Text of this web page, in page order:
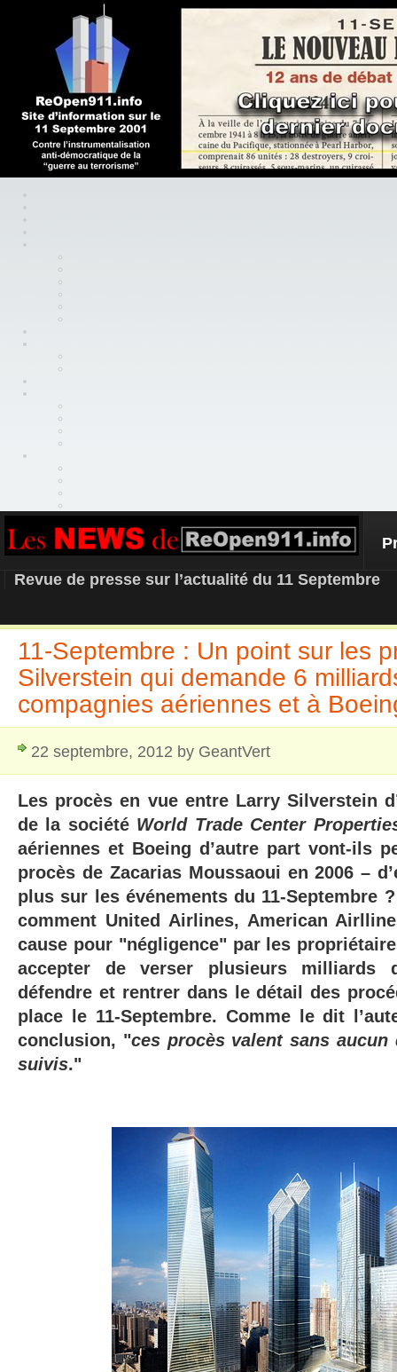
REOPEN911 – NEWS
Revue de presse sur l’actualité du 11 Septembre
11-Septembre : Un point sur les
Silverstein qui demande 6
compagnies aériennes et à
22 septembre, 2012 by GeantVert
Les procès en vue entre Larry Silverstein
de la société World Trade Center
aériennes et Boeing d’autre part vont-ils
procès de Zacarias Moussaoui en 2006 –
plus sur les événements du 11-Septembre
comment United Airlines, American
cause pour "négligence" par les
accepter de verser plusieurs milliards
défendre et rentrer dans le détail des
place le 11-Septembre. Comme le dit
conclusion, "ces procès valent sans aucun
suivis."